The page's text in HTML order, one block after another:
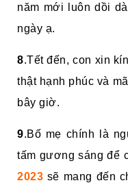
năm mới luôn dồi
ngày ạ.
8.Tết đến, con xin
thật hạnh phúc và
bây giờ.
9.Bố mẹ chính là
tấm gương sáng để
2023 sẽ mang đến